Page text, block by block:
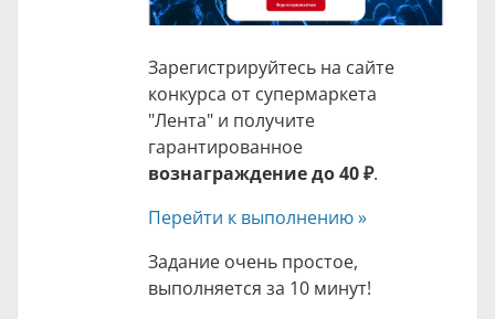
Зарегистрируйтесь на сайте
конкурса от супермаркета
"Лента" и получите
гарантированное
вознаграждение до40 ₽.
Перейти к выполнению »
Задание очень простое,
выполняется за 10 минут!